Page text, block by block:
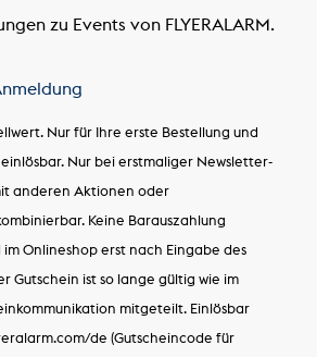
zu Events von FLYERALARM.
Nur für Ihre erste Bestellung und
Nur bei erstmaliger Newsletter-
anderen Aktionen oder
Keine Barauszahlung
Onlineshop erst nach Eingabe des
Gutschein ist so lange gültig wie im
mitgeteilt. Einlösbar
de (Gutscheincode für